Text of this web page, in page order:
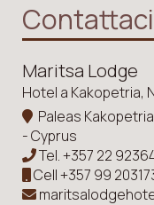
Contattaci
Maritsa Lodge
Hotel a Kakopetria,
Paleas
- Cyprus
Tel.+357 22
Cell+357 99